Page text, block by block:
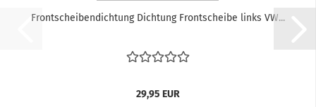
Frontscheibendichtung Dichtung Frontscheibe links VW...
29,95 EUR